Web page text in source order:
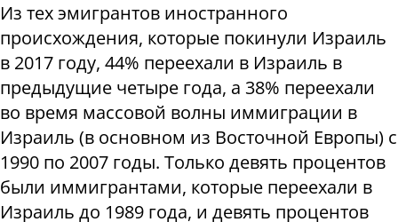
Из тех эмигрантов иностранного
происхождения, которые покинули Израиль
в 2017 году, 44% переехали в Израиль в
предыдущие четыре года, а 38% переехали
во время массовой волны иммиграции в
Израиль (в основном из Восточной Европы) с
1990 по 2007 годы. Только девять процентов
были иммигрантами, которые переехали в
Израиль до 1989 года, и девять процентов